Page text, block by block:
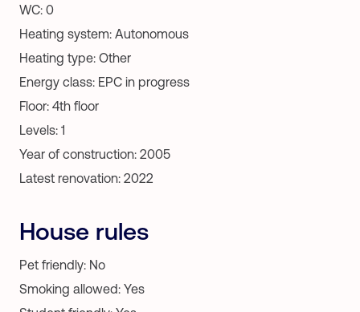
WC: 0
Heating system: Autonomous
Heating type: Other
Energy class: EPC in progress
Floor: 4th floor
Levels: 1
Year of construction: 2005
Latest renovation: 2022
House rules
Pet friendly: No
Smoking allowed: Yes